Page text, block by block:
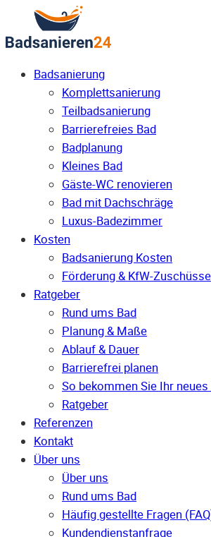
Badsanierung
Komplettsanierung
Teilbadsanierung
Barrierefreies Bad
Badplanung
Kleines Bad
Gäste-WC renovieren
Bad mit Dachschräge
Luxus-Badezimmer
Kosten
Badsanierung Kosten
Förderung & KfW-Zuschüsse
Ratgeber
Rund ums Bad
Planung & Maße
Ablauf & Dauer
Barrierefrei planen
So bekommen Sie Ihr
Ratgeber
Referenzen
Kontakt
Über uns
Über uns
Rund ums Bad
Häufig gestellte Fragen
Kunden­dienst­anfrage